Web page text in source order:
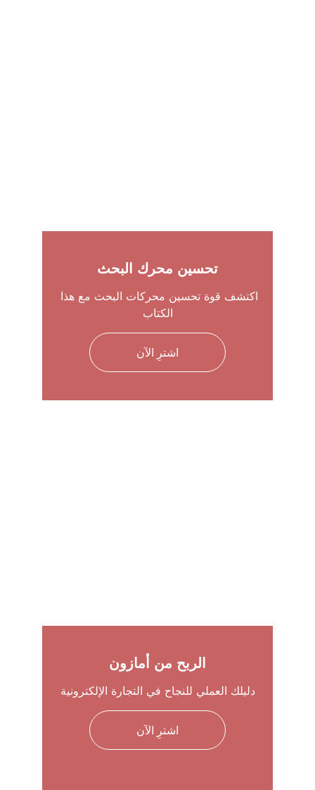
تحسين محرك البحث
اشترِ الآن
اكتشف قوة تحسين محركات البحث مع هذا
الكتاب
الربح من أمازون
دليلك العملي للنجاح في التجارة الإلكترونية
اشترِ الآن